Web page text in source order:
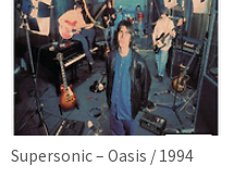
Supersonic – Oasis / 1994